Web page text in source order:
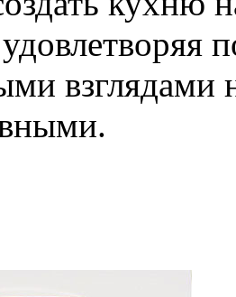
взглядами